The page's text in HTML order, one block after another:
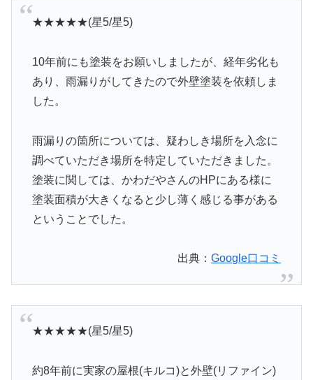
★★★★★(星5/星5)
10年前にも塗装をお願いしましたが、経年劣化も
あり、雨漏りがしてきたので外壁塗装を依頼しま
した。
雨漏りの箇所については、疑わしき場所を入念に
調べていただき場所を特定していただきました。
塗装に関しては、かわだやさんのHPにある様に
塗装面積が大きくなると少し薄く感じる事がある
ということでした。
出典：Google口コミ
★★★★★(星5/星5)
約8年前に実家の屋根(キルコ)と外壁(リファイン)